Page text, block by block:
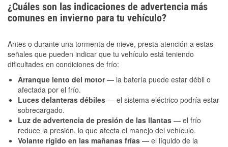
¿Cuáles son las indicaciones de advertencia más
comunes en invierno para tu vehículo?
Antes o durante una tormenta de nieve, presta atención a estas
señales que pueden indicar que tu vehículo está teniendo
dificultades en condiciones de frío:
Arranque lento del motor— la batería puede estar débil o
afectada por el frío.
Luces delanteras débiles — el sistema eléctrico podría estar
sobrecargado.
Luz de advertencia de presión de las llantas — el frío
reduce la presión, lo que afecta el manejo del vehículo.
Volante rígido en las mañanas frías — el líquido de la